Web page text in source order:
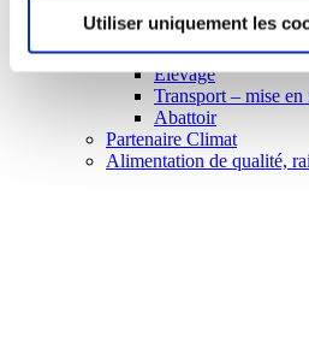
Utiliser uniquement les
Elevage
Transport – mise en
Abattoir
Partenaire Climat
Alimentation de qualité,